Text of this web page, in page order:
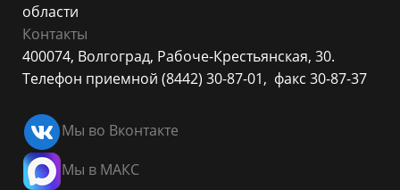
области
Контакты
400074, Волгоград, Рабоче-Крестьянская, 30.
Телефон приемной (8442) 30-87-01, факс 30-87-37
Мы во Вконтакте
Мы в МАКС